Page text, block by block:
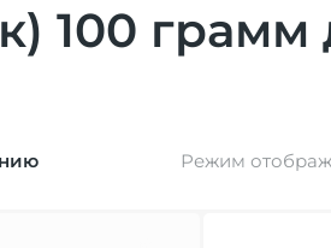
100 грамм
Режим